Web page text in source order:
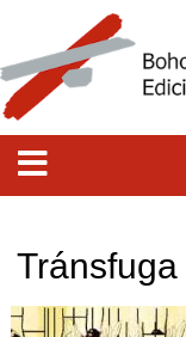
Tránsfuga